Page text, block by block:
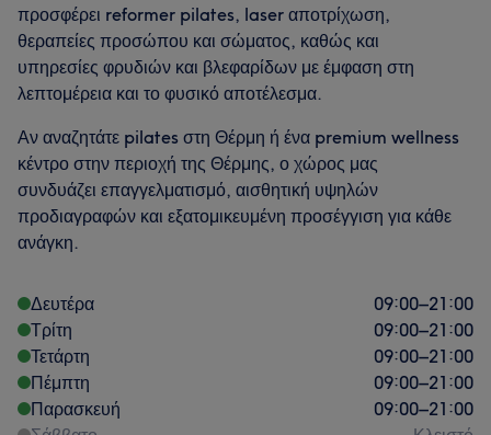
προσφέρει reformer pilates, laser αποτρίχωση,
θεραπείες προσώπου και σώματος, καθώς και
υπηρεσίες φρυδιών και βλεφαρίδων με έμφαση στη
λεπτομέρεια και το φυσικό αποτέλεσμα.
Αν αναζητάτε pilates στη Θέρμη ή ένα premium wellness
κέντρο στην περιοχή της Θέρμης, ο χώρος μας
συνδυάζει επαγγελματισμό, αισθητική υψηλών
προδιαγραφών και εξατομικευμένη προσέγγιση για κάθε
ανάγκη.
Δευτέρα 09:00–21:00
Τρίτη
09:00–21:00
Τετάρτη
09:00–21:00
Πέμπτη
09:00–21:00
Παρασκευή
09:00–21:00